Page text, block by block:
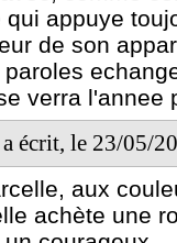
qui appuye
de son
verra l'annee
écrit, le 23/05/
aux
achète une